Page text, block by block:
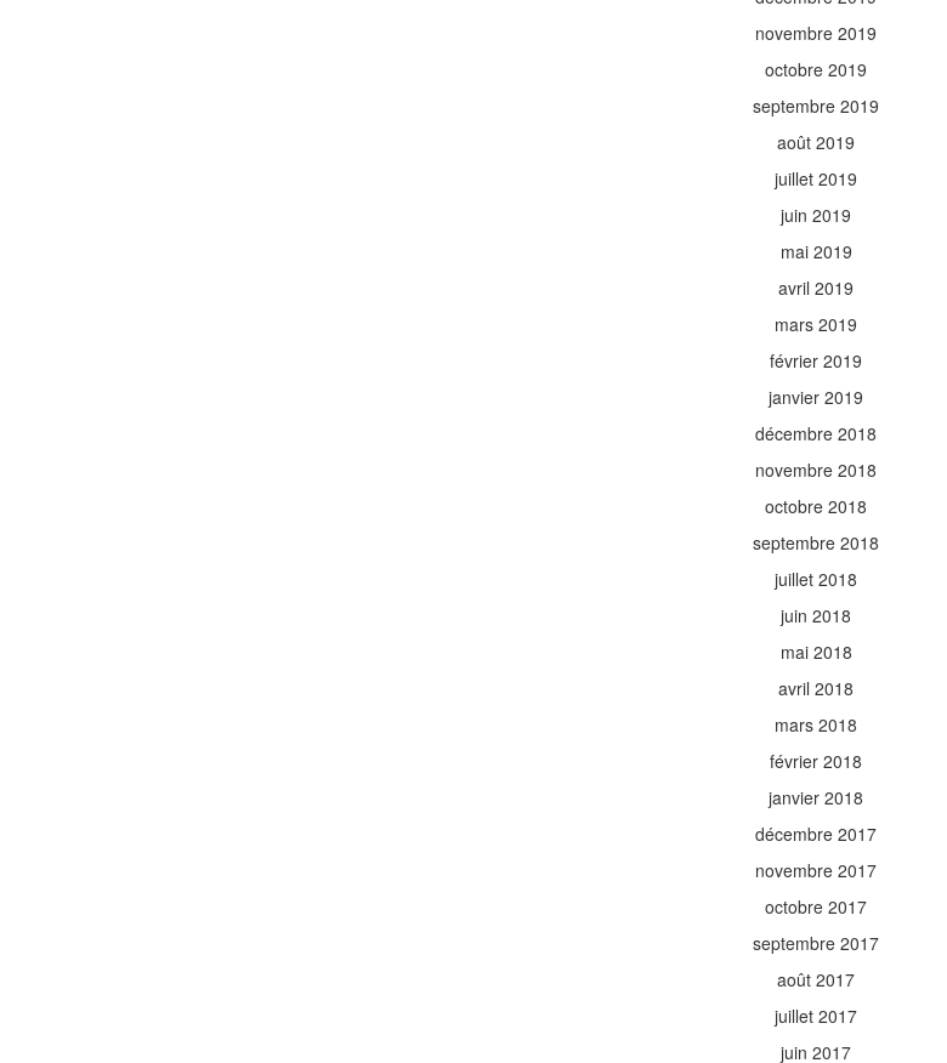
novembre 2019
octobre 2019
septembre 2019
août 2019
juillet 2019
juin 2019
mai 2019
avril 2019
mars 2019
février 2019
janvier 2019
décembre 2018
novembre 2018
octobre 2018
septembre 2018
juillet 2018
juin 2018
mai 2018
avril 2018
mars 2018
février 2018
janvier 2018
décembre 2017
novembre 2017
octobre 2017
septembre 2017
août 2017
juillet 2017
juin 2017